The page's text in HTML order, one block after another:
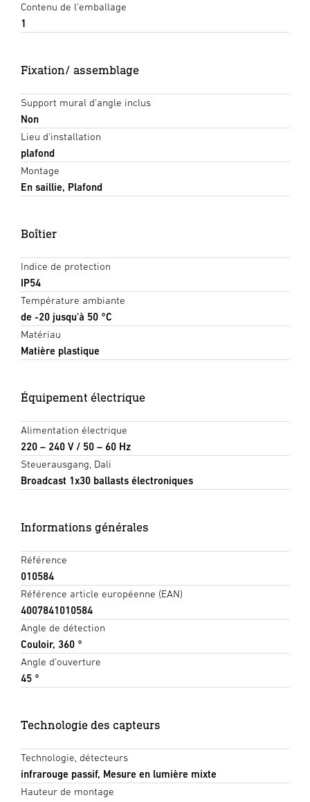
Contenu de l'emballage
1
Fixation/ assemblage
Support mural d'angle inclus
Non
Lieu d'installation
plafond
Montage
En saillie, Plafond
Boîtier
Indice de protection
IP54
Température ambiante
de -20 jusqu'à 50 °C
Matériau
Matière plastique
Équipement électrique
Alimentation électrique
220 – 240 V / 50 – 60 Hz
Steuerausgang, Dali
Broadcast 1x30 ballasts électroniques
Informations générales
Référence
010584
Référence article européenne (EAN)
4007841010584
Angle de détection
Couloir, 360 °
Angle d'ouverture
45 °
Technologie des capteurs
Technologie, détecteurs
infrarouge passif, Mesure en lumière mixte
Hauteur de montage